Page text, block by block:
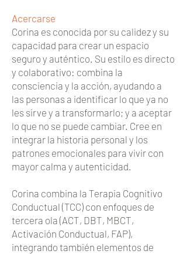
Acercarse
Corina es conocida por su calidez y su
capacidad para crear un espacio
seguro y auténtico. Su estilo es directo
y colaborativo: combina la
consciencia y la acción, ayudando a
las personas a identificar lo que ya no
les sirve y a transformarlo; y a aceptar
lo que no se puede cambiar. Cree en
integrar la historia personal y los
patrones emocionales para vivir con
mayor calma y autenticidad.
Corina combina la Terapia Cognitivo
Conductual (TCC) con enfoques de
tercera ola (ACT, DBT, MBCT,
Activación Conductual, FAP),
integrando también elementos de